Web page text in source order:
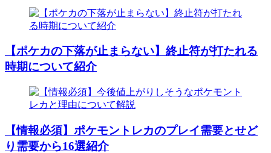
【ポケカの下落が止まらない】終止符が打たれる
時期について紹介
【情報必須】ポケモントレカのプレイ需要とせど
り需要から16選紹介